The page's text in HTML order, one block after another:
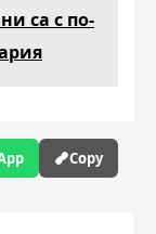
са с по-
Copy